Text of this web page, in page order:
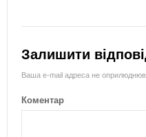
Залишити
Ваша e-mail адреса не
Коментар